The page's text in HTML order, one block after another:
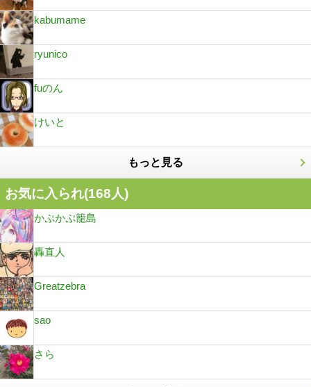
kabumame
ryunico
fuのん
けいと
もっと見る
お気に入られ(168人)
かぷかぷ籠島
轟直人
Greatzebra
sao
さら